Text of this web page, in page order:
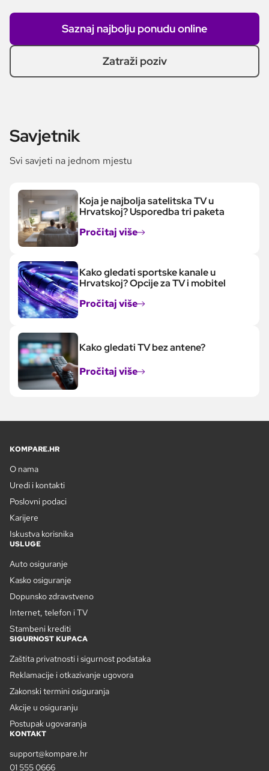
Saznaj najbolju ponudu online
Zatraži poziv
Savjetnik
Svi savjeti na jednom mjestu
Koja je najbolja satelitska TV u
Hrvatskoj? Usporedba tri paketa
Pročitaj više
Kako gledati sportske kanale u
Hrvatskoj? Opcije za TV i mobitel
Pročitaj više
Kako gledati TV bez antene?
Pročitaj više
KOMPARE.HR
O nama
Uredi i kontakti
Poslovni podaci
Karijere
Iskustva korisnika
USLUGE
Auto osiguranje
Kasko osiguranje
Dopunsko zdravstveno
Internet, telefon i TV
Stambeni krediti
SIGURNOST KUPACA
Zaštita privatnosti i sigurnost podataka
Reklamacije i otkazivanje ugovora
Zakonski termini osiguranja
Akcije u osiguranju
Postupak ugovaranja
KONTAKT
support@kompare.hr
01 555 0666